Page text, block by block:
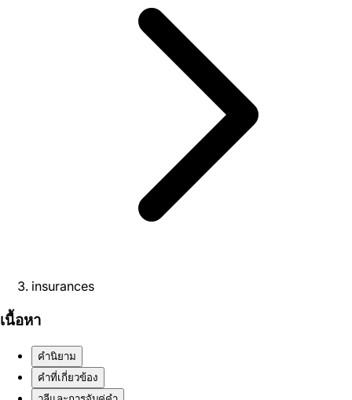
insurances
เนื้อหา
คำนิยาม
คำที่เกี่ยวข้อง